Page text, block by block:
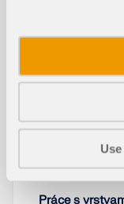
Návrhová
evěných
ak kolmo k
Práce s